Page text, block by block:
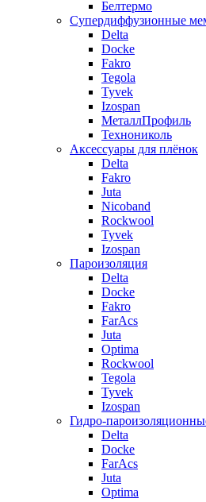
Белтермо
Супердиффузионные
Delta
Docke
Fakro
Tegola
Tyvek
Izospan
МеталлПрофиль
Технониколь
Аксессуары для плёнок
Delta
Fakro
Juta
Nicoband
Rockwool
Tyvek
Izospan
Пароизоляция
Delta
Docke
Fakro
FarAcs
Juta
Optima
Rockwool
Tegola
Tyvek
Izospan
Гидро-
Delta
Docke
FarAcs
Juta
Optima